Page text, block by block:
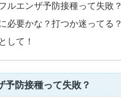
ルエンザ予防接種って失敗？
必要かな？打つか迷ってる？
して！
予防接種って失敗？